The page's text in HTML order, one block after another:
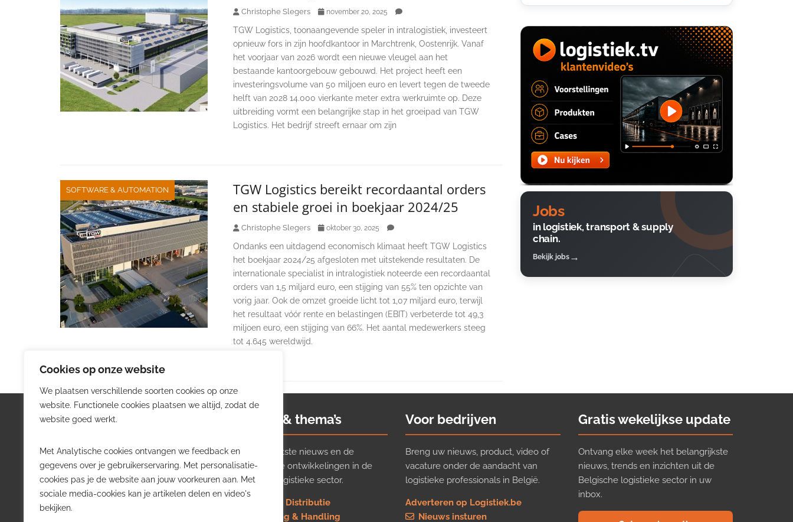
Cookies op onze website
We plaatsen verschillende soorten cookies op onze
website. Functionele cookies plaatsen we altijd, zodat de
website goed werkt.
Met Analytische cookies ontvangen we feedback en
gegevens over je gebruikerservaring. Met personalisatie-
cookies pas je de website aan jouw voorkeuren aan. Met
sociale media-cookies kan je artikelen delen en video's
bekijken.
Christophe Slegers november 20, 2025
TGW Logistics, toonaangevende speler in intralogistiek, investeert
opnieuw fors in zijn hoofdkantoor in Marchtrenk, Oostenrijk. Vanaf
het voorjaar van 2026 wordt een nieuwe vleugel aan het
bestaande kantoorgebouw gebouwd. Het project heeft een
investeringsvolume van 50 miljoen euro en levert tegen de tweede
helft van 2028 14.000 vierkante meter extra werkruimte op. Deze
uitbreiding vormt een belangrijke stap in het groeipad van TGW
Logistics. Het bedrijf streeft ernaar om zijn
SOFTWARE & AUTOMATION
TGW Logistics bereikt recordaantal orders
en stabiele groei in boekjaar 2024/25
Christophe Slegers oktober 30, 2025
Ondanks een uitdagend economisch klimaat heeft TGW Logistics
het boekjaar 2024/25 afgesloten met uitstekende resultaten. De
internationale specialist in intralogistiek noteerde een recordaantal
orders van 1,5 miljard euro, een stijging van 55% ten opzichte van
vorig jaar. Ook de omzet groeide licht tot 1,07 miljard euro, terwijl
het resultaat vóór rente en belastingen (EBIT) verbeterde tot 49,3
miljoen euro, een stijging van 66%. Het aantal medewerkers steeg
tot 4.645 wereldwijd.
Jobs
in logistiek, transport & supply
chain.
Bekijk jobs
Logistiek.be
Logistiek.be brengt dagelijks nieuws,
trends en praktijkverhalen over
transport, warehousing, supply chain
en automatisering in België.
Nieuws & thema’s
Volg het laatste nieuws en de
belangrijkste ontwikkelingen in de
Belgische logistieke sector.
Transport & Distributie
Warehousing & Handling
Voor bedrijven
Breng uw nieuws, product, video of
vacature onder de aandacht van
logistieke professionals in België.
Adverteren op Logistiek.be
Nieuws insturen
Gratis wekelijkse update
Ontvang elke week het belangrijkste
nieuws, trends en inzichten uit de
Belgische logistieke sector in uw
inbox.